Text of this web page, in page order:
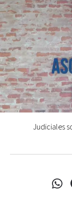
Judiciales